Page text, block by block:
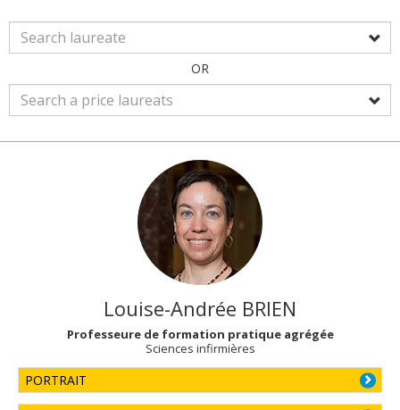
OR
Louise-Andrée BRIEN
Professeure de formation pratique agrégée
Sciences infirmières
PORTRAIT